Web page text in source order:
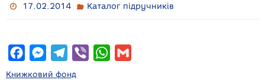
17.02.2014 Каталог підручників
M
e
W
Книжковий фонд